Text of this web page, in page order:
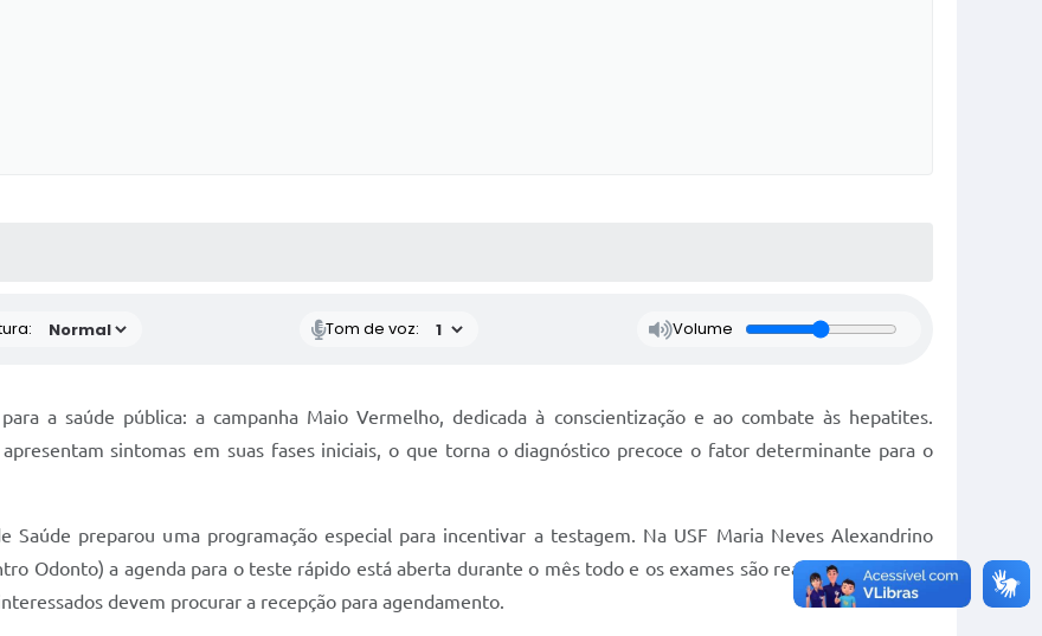
Tom de voz: Volume
a saúde pública: a campanha Maio Vermelho, dedicada à conscientização e ao combate às hepatites.
apresentam sintomas em suas fases iniciais, o que torna o diagnóstico precoce o fator determinante para o
Saúde preparou uma programação especial para incentivar a testagem. Na USF Maria Neves Alexandrino
Odonto) a agenda para o teste rápido está aberta durante o mês todo e os exames são realizados todas as
devem procurar a recepção para agendamento.